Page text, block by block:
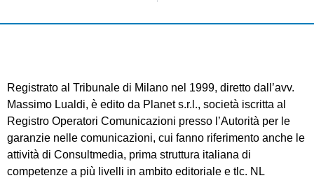
Registrato al Tribunale di Milano nel 1999, diretto dall’avv.
Massimo Lualdi, è edito da Planet s.r.l., società iscritta al
Registro Operatori Comunicazioni presso l’Autorità per le
garanzie nelle comunicazioni, cui fanno riferimento anche le
attività di Consultmedia, prima struttura italiana di
competenze a più livelli in ambito editoriale e tlc. NL